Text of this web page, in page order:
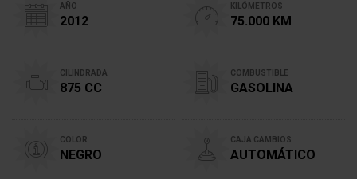
AÑO
2012
KILÓMETROS
75.000 KM
CILINDRADA
875 CC
COMBUSTIBLE
GASOLINA
COLOR
NEGRO
CAJA CAMBIOS
AUTOMÁTICO